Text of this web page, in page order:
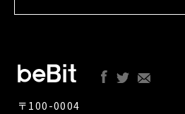
〒100-0004